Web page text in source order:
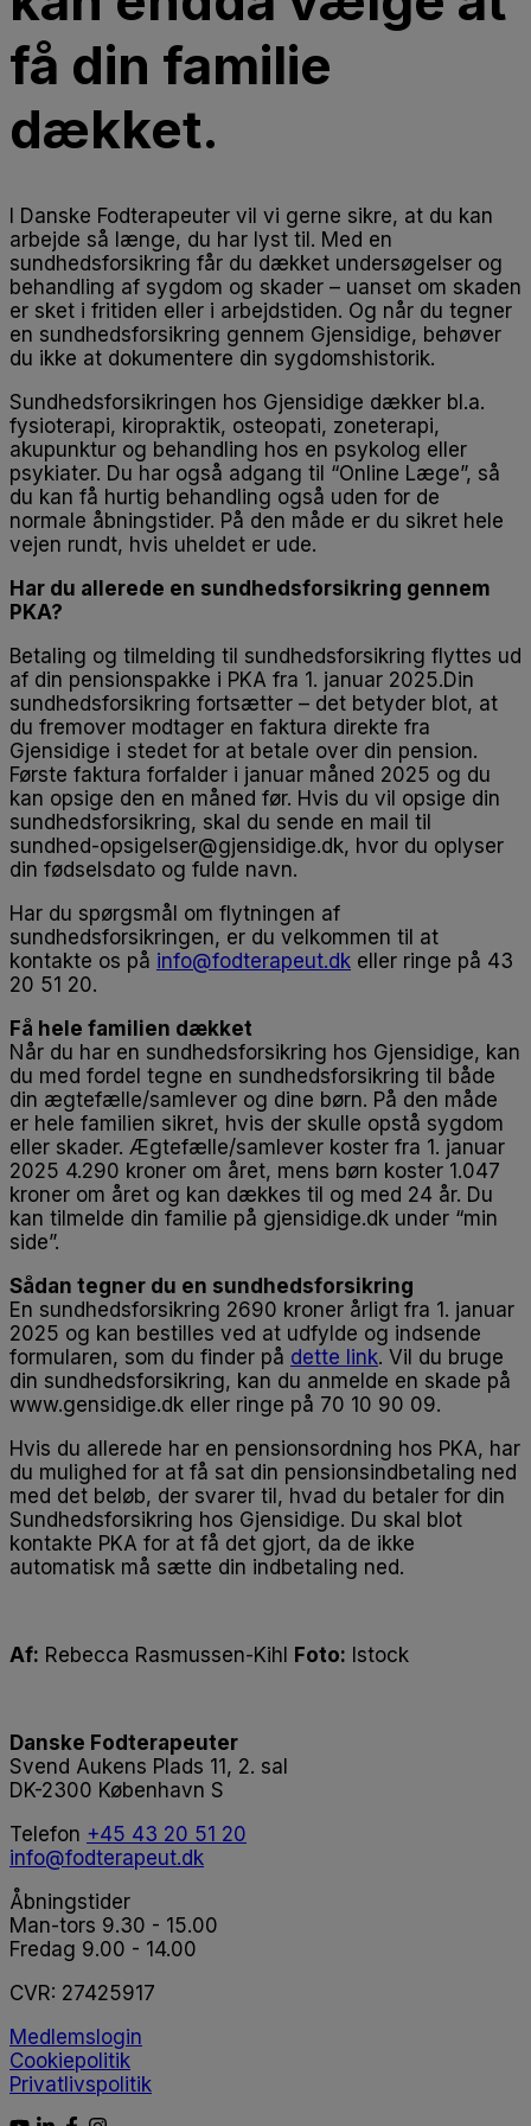
få din familie
dækket.
I Danske Fodterapeuter vil vi gerne sikre, at du kan
arbejde så længe, du har lyst til. Med en
sundhedsforsikring får du dækket undersøgelser og
behandling af sygdom og skader – uanset om skaden
er sket i fritiden eller i arbejdstiden. Og når du tegner
en sundhedsforsikring gennem Gjensidige, behøver
du ikke at dokumentere din sygdomshistorik.
Sundhedsforsikringen hos Gjensidige dækker bl.a.
fysioterapi, kiropraktik, osteopati, zoneterapi,
akupunktur og behandling hos en psykolog eller
psykiater. Du har også adgang til “Online Læge”, så
du kan få hurtig behandling også uden for de
normale åbningstider. På den måde er du sikret hele
vejen rundt, hvis uheldet er ude.
Har du allerede en sundhedsforsikring gennem
PKA?
Betaling og tilmelding til sundhedsforsikring flyttes ud
af din pensionspakke i PKA fra 1. januar 2025.Din
sundhedsforsikring fortsætter – det betyder blot, at
du fremover modtager en faktura direkte fra
Gjensidige i stedet for at betale over din pension.
Første faktura forfalder i januar måned 2025 og du
kan opsige den en måned før. Hvis du vil opsige din
sundhedsforsikring, skal du sende en mail til
sundhed-opsigelser@gjensidige.dk, hvor du oplyser
din fødselsdato og fulde navn.
Har du spørgsmål om flytningen af
sundhedsforsikringen, er du velkommen til at
kontakte os på info@fodterapeut.dk eller ringe på 43
20 51 20.
Få hele familien dækket
Når du har en sundhedsforsikring hos Gjensidige, kan
du med fordel tegne en sundhedsforsikring til både
din ægtefælle/samlever og dine børn. På den måde
er hele familien sikret, hvis der skulle opstå sygdom
eller skader. Ægtefælle/samlever koster fra 1. januar
2025 4.290 kroner om året, mens børn koster 1.047
kroner om året og kan dækkes til og med 24 år. Du
kan tilmelde din familie på gjensidige.dk under “min
side”.
Sådan tegner du en sundhedsforsikring
En sundhedsforsikring 2690 kroner årligt fra 1. januar
2025 og kan bestilles ved at udfylde og indsende
formularen, som du finder på dette link. Vil du bruge
din sundhedsforsikring, kan du anmelde en skade på
www.gensidige.dk eller ringe på 70 10 90 09.
Hvis du allerede har en pensionsordning hos PKA, har
du mulighed for at få sat din pensionsindbetaling ned
med det beløb, der svarer til, hvad du betaler for din
Sundhedsforsikring hos Gjensidige. Du skal blot
kontakte PKA for at få det gjort, da de ikke
automatisk må sætte din indbetaling ned.
Af: Rebecca Rasmussen-Kihl Foto: Istock
Danske Fodterapeuter
Svend Aukens Plads 11, 2. sal
DK-2300 København S
Telefon +45 43 20 51 20
info@fodterapeut.dk
Åbningstider
Man-tors 9.30 - 15.00
Fredag 9.00 - 14.00
CVR: 27425917
Medlemslogin
Cookiepolitik
Privatlivspolitik